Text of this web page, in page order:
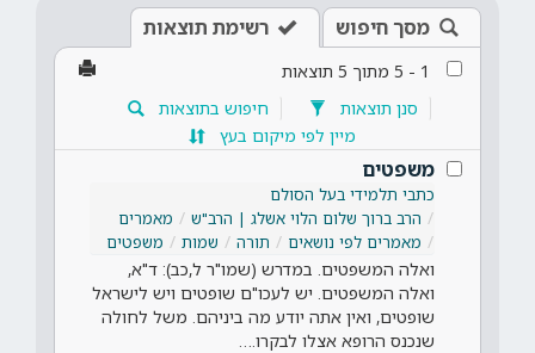
מסך חיפוש רשימת תוצאות
1
-
5 מתוך 5 תוצאות
סנן תוצאות
חיפוש בתוצאות
מיין לפי מיקום בעץ
משפטים
כתבי תלמידי בעל הסולם
הרב ברוך שלום הלוי אשלג | הרב"ש
מאמרים
מאמרים לפי נושאים
תורה שמות משפטים
ואלה המשפטים. במדרש (שמו"ר ל,כב): ד"א,
ואלה המשפטים. יש לעכו"ם שופטים ויש לישראל
שופטים, ואין אתה יודע מה ביניהם. משל לחולה
שנכנס הרופא אצלו לבקרו.…